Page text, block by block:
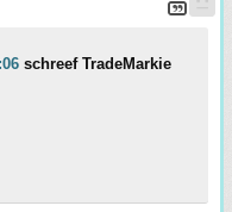
schreef TradeMarkie